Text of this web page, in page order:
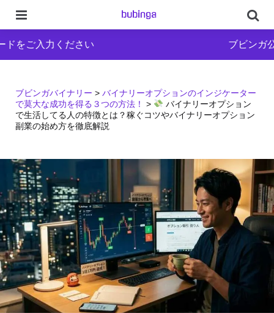
ください ブビンガ公式ブロ
ブビンガバイナリー > バイナリーオプションのインジケーター
で莫大な成功を得る３つの方法！
>
バイナリーオプション
で生活してる人の特徴とは？稼ぐコツやバイナリーオプション
副業の始め方を徹底解説